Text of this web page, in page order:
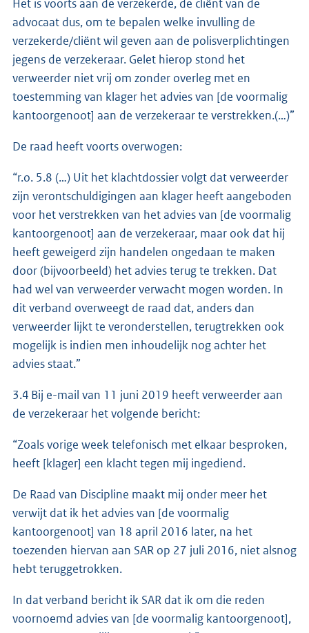
Het is voorts aan de verzekerde, de cliënt van de
advocaat dus, om te bepalen welke invulling de
verzekerde/cliënt wil geven aan de polisverplichtingen
jegens de verzekeraar. Gelet hierop stond het
verweerder niet vrij om zonder overleg met en
toestemming van klager het advies van [de voormalig
kantoorgenoot] aan de verzekeraar te verstrekken.(…)”
De raad heeft voorts overwogen:
“r.o. 5.8 (…) Uit het klachtdossier volgt dat verweerder
zijn verontschuldigingen aan klager heeft aangeboden
voor het verstrekken van het advies van [de voormalig
kantoorgenoot] aan de verzekeraar, maar ook dat hij
heeft geweigerd zijn handelen ongedaan te maken
door (bijvoorbeeld) het advies terug te trekken. Dat
had wel van verweerder verwacht mogen worden. In
dit verband overweegt de raad dat, anders dan
verweerder lijkt te veronderstellen, terugtrekken ook
mogelijk is indien men inhoudelijk nog achter het
advies staat.”
3.4 Bij e-mail van 11 juni 2019 heeft verweerder aan
de verzekeraar het volgende bericht:
“Zoals vorige week telefonisch met elkaar besproken,
heeft [klager] een klacht tegen mij ingediend.
De Raad van Discipline maakt mij onder meer het
verwijt dat ik het advies van [de voormalig
kantoorgenoot] van 18 april 2016 later, na het
toezenden hiervan aan SAR op 27 juli 2016, niet alsnog
hebt teruggetrokken.
In dat verband bericht ik SAR dat ik om die reden
voornoemd advies van [de voormalig kantoorgenoot],